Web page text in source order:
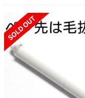
SOLD